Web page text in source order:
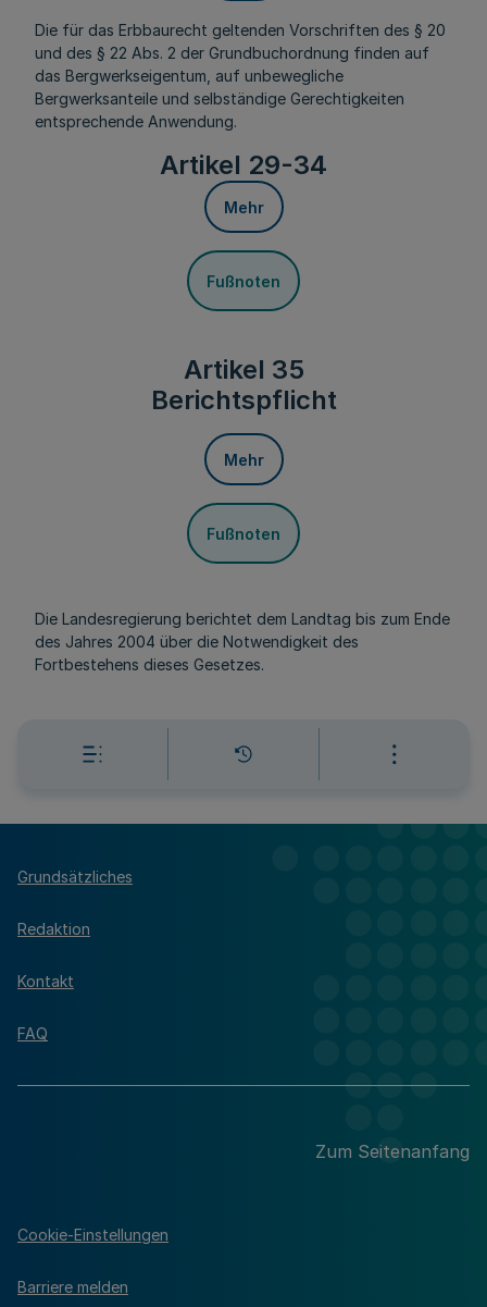
Die für das Erbbaurecht geltenden Vorschriften des § 20
und des § 22 Abs. 2 der Grundbuchordnung finden auf
das Bergwerkseigentum, auf unbewegliche
Bergwerksanteile und selbständige Gerechtigkeiten
entsprechende Anwendung.
Artikel 29-34
Mehr
Fußnoten
Artikel 35
Berichtspflicht
Mehr
Fußnoten
Die Landesregierung berichtet dem Landtag bis zum Ende
des Jahres 2004 über die Notwendigkeit des
Fortbestehens dieses Gesetzes.
Grundsätzliches
Redaktion
Kontakt
FAQ
Zum Seitenanfang
Cookie-Einstellungen
Barriere melden